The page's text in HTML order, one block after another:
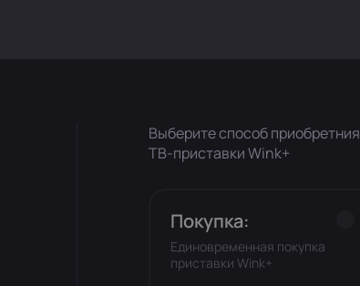
Выберите способ приобретния
ТВ-приставки Wink+
Покупка:
Единовременная покупка
приставки Wink+